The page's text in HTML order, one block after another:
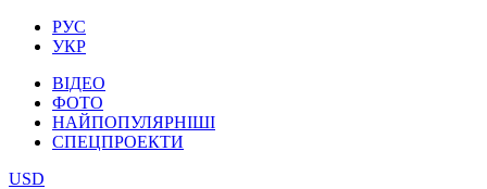
РУС
УКР
ВІДЕО
ФОТО
НАЙПОПУЛЯРНІШІ
СПЕЦПРОЕКТИ
USD